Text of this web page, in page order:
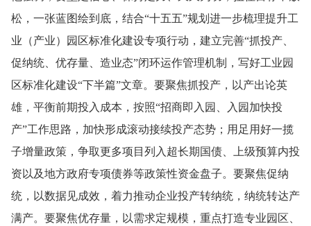
松，一张蓝图绘到底，结合“十五五”规划进一步梳理提升工
业（产业）园区标准化建设专项行动，建立完善“抓投产、
促纳统、优存量、造业态”闭环运作管理机制，写好工业园
区标准化建设“下半篇”文章。要聚焦抓投产，以产出论英
雄，平衡前期投入成本，按照“招商即入园、入园加快投
产”工作思路，加快形成滚动接续投产态势；用足用好一揽
子增量政策，争取更多项目列入超长期国债、上级预算内投
资以及地方政府专项债券等政策性资金盘子。要聚焦促纳
统，以数据见成效，着力推动企业投产转纳统，纳统转达产
满产。要聚焦优存量，以需求定规模，重点打造专业园区、